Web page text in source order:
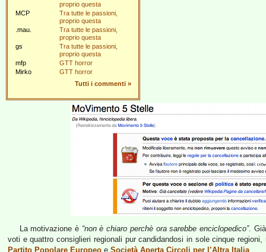
proprio questa
MCP
Tra tutte le passioni,
proprio questa
.mau.
Tra tutte le passioni,
proprio questa
gs
Tra tutte le passioni,
proprio questa
mfp
GTT horror
Mirko
GTT horror
Tutti i commenti »
La motivazione è “non è chiaro perchè ora sarebbe enciclopedico”.
voti e quattro consiglieri regionali pur candidandosi in sole cinque
Partito Popolare Europeo e Società Aperta Circoli per l’Altra Italia.